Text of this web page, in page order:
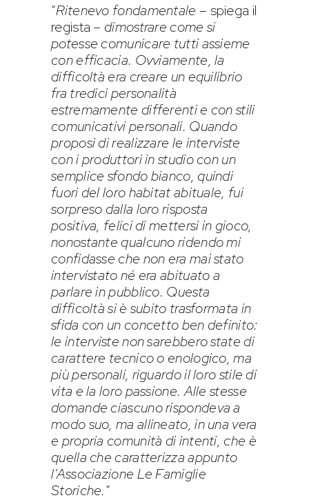
“Ritenevo fondamentale – spiega il
regista – dimostrare come si
potesse comunicare tutti assieme
con efficacia. Ovviamente, la
difficoltà era creare un equilibrio
fra tredici personalità
estremamente differenti e con stili
comunicativi personali. Quando
proposi di realizzare le interviste
con i produttori in studio con un
semplice sfondo bianco, quindi
fuori del loro habitat abituale, fui
sorpreso dalla loro risposta
positiva, felici di mettersi in gioco,
nonostante qualcuno ridendo mi
confidasse che non era mai stato
intervistato né era abituato a
parlare in pubblico. Questa
difficoltà si è subito trasformata in
sfida con un concetto ben definito:
le interviste non sarebbero state di
carattere tecnico o enologico, ma
più personali, riguardo il loro stile di
vita e la loro passione. Alle stesse
domande ciascuno rispondeva a
modo suo, ma allineato, in una vera
e propria comunità di intenti, che è
quella che caratterizza appunto
l’Associazione Le Famiglie
Storiche.”